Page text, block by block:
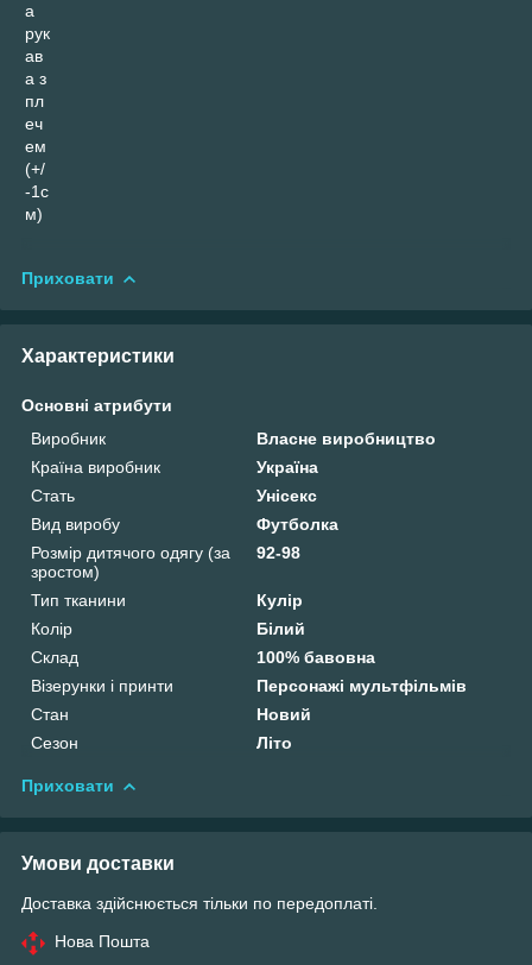
а
рук
ав
а з
пл
еч
ем
(+/
-1с
м)
Приховати
Характеристики
Основні атрибути
Виробник
Власне виробництво
Країна виробник
Україна
Стать
Унісекс
Вид виробу
Футболка
Розмір дитячого одягу (за
зростом)
92-98
Тип тканини
Кулір
Колір
Білий
Склад
100% бавовна
Візерунки і принти
Персонажі мультфільмів
Стан
Новий
Сезон
Літо
Приховати
Умови доставки
Доставка здійснюється тільки по передоплаті.
Нова Пошта